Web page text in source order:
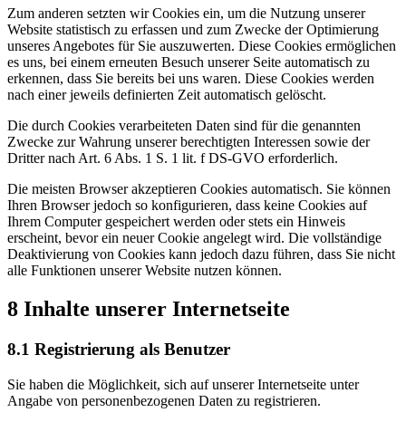
Zum anderen setzten wir Cookies ein, um die Nutzung unserer
Website statistisch zu erfassen und zum Zwecke der Optimierung
unseres Angebotes für Sie auszuwerten. Diese Cookies ermöglichen
es uns, bei einem erneuten Besuch unserer Seite automatisch zu
erkennen, dass Sie bereits bei uns waren. Diese Cookies werden
nach einer jeweils definierten Zeit automatisch gelöscht.
Die durch Cookies verarbeiteten Daten sind für die genannten
Zwecke zur Wahrung unserer berechtigten Interessen sowie der
Dritter nach Art. 6 Abs. 1 S. 1 lit. f DS-GVO erforderlich.
Die meisten Browser akzeptieren Cookies automatisch. Sie können
Ihren Browser jedoch so konfigurieren, dass keine Cookies auf
Ihrem Computer gespeichert werden oder stets ein Hinweis
erscheint, bevor ein neuer Cookie angelegt wird. Die vollständige
Deaktivierung von Cookies kann jedoch dazu führen, dass Sie nicht
alle Funktionen unserer Website nutzen können.
8 Inhalte unserer Internetseite
8.1 Registrierung als Benutzer
Sie haben die Möglichkeit, sich auf unserer Internetseite unter
Angabe von personenbezogenen Daten zu registrieren.